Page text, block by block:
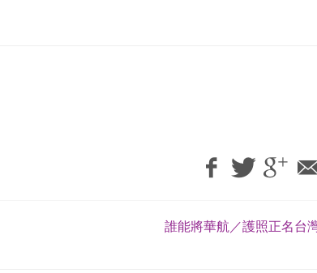
誰能將華航／護照正名台